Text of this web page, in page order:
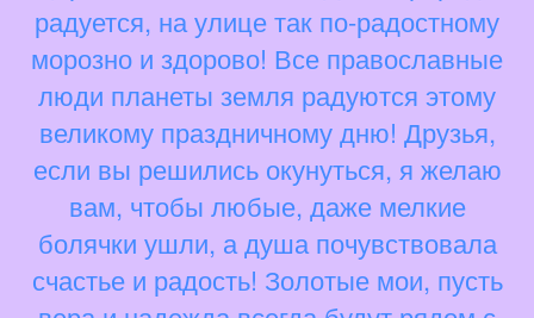
радуется, на улице так по-радостному
морозно и здорово! Все православные
люди планеты земля радуются этому
великому праздничному дню! Друзья,
если вы решились окунуться, я желаю
вам, чтобы любые, даже мелкие
болячки ушли, а душа почувствовала
счастье и радость! Золотые мои, пусть